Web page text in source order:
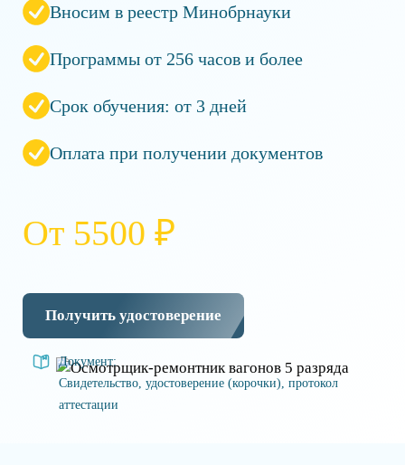
Вносим в реестр Минобрнауки
Программы от 256 часов и более
Срок обучения: от 3 дней
Оплата при получении документов
От 5500 ₽
Получить удостоверение
Документ:
Свидетельство, удостоверение (корочки), протокол
аттестации